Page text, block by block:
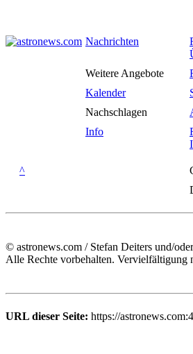
Nachrichten
Weitere Angebote
Kalender
Nachschlagen
Info
^
© astronews.com / Stefan Deiters und/
Alle Rechte vorbehalten. Vervielfältigung
URL dieser Seite: https://